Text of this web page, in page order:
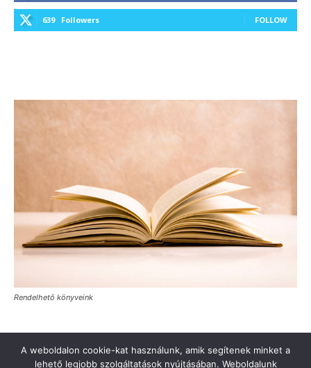
639 Followers FOLLOW
Rendelhető könyveink
A weboldalon cookie-kat használunk, amik segítenek minket a
lehető legjobb szolgáltatások nyújtásában. Weboldalunk